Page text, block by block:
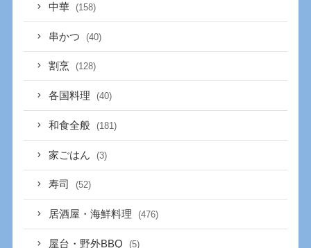
中華 (158)
串かつ (40)
割烹 (128)
各国料理 (40)
和食全般 (181)
家ごはん (3)
寿司 (52)
居酒屋・海鮮料理 (476)
屋台・野外BBQ (5)